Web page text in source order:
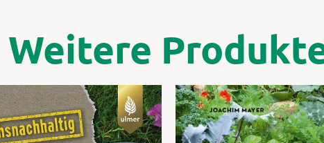
Weitere